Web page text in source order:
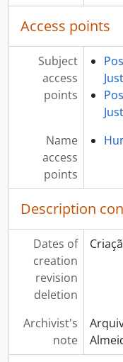
Access points
Subject
access
points
Name
access
points
Description
Dates of
creation
revision
deletion
Archivist's
note